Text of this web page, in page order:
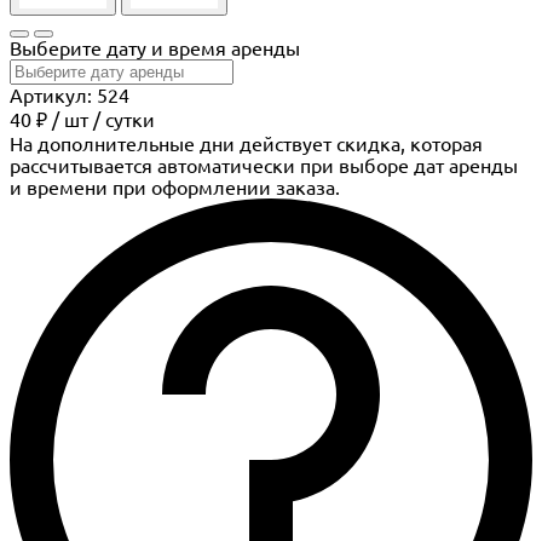
Выберите дату и время аренды
Артикул: 524
40 ₽ / шт / сутки
На дополнительные дни действует скидка, которая
рассчитывается автоматически при выборе дат аренды
и времени при оформлении заказа.